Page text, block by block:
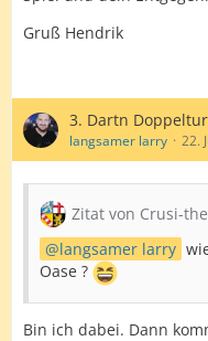
Gruß Hendrik
3. Dartn
langsamer larry 22.
Zitat von Crusi-
langsamer larry
Oase ?
Bin ich dabei. Dann